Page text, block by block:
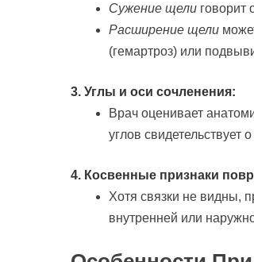
Сужение щели говорит
Расширение щели
(гемартроз) или
3. Углы и оси сочленения:
Врач оценивает
углов свидетельствует
4. Косвенные признаки
Хотя связки не видны,
внутренней или